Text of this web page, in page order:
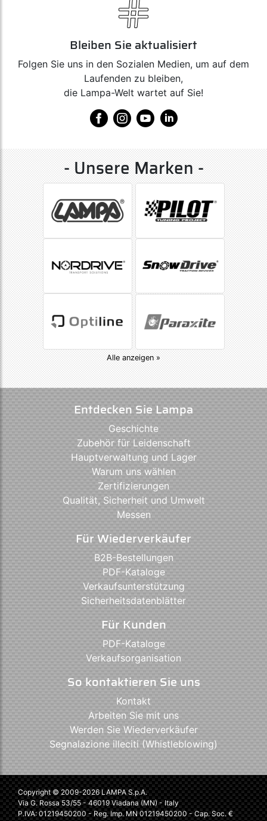
Bleiben Sie aktualisiert
Folgen Sie uns in den Sozialen Medien, um auf dem
Laufenden zu bleiben,
die Lampa-Welt wartet auf Sie!
- Unsere Marken -
Alle anzeigen »
Entdecken Sie Lampa
Geschichte
Zubehör für Leidenschaft
Hauptverwaltung und Lager
Warum uns wählen
Zertifizierungen
Qualität, Sicherheit und Umwelt
Messen
Für Wiederverkäufer
B2B-Bestellungen
PDF-Kataloge
Verkaufsunterstützung
Sicherheitsdatenblätter
Für Kunden
PDF-Kataloge
Verkaufsorganisation
So kontaktieren Sie uns
Kontakt
Arbeiten Sie mit uns
Werden Sie Wiederverkäufer
Segnalazione illeciti (Whistleblowing)
Copyright © 2009-2026 LAMPA S.p.A.
Via G. Rossa 53/55 - 46019 Viadana (MN) - Italy
P.IVA: 01219450200 - Reg. Imp. MN 01219450200 - Cap. Soc. €